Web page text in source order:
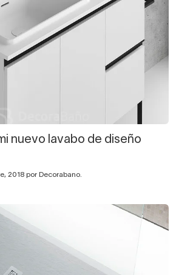
nuevo lavabo de diseño
2018 por Decorabano.